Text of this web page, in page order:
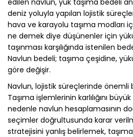
edilen navlun, yük taşıma bedeli
deniz yoluyla yapılan lojistik
hava ve karayolu taşıma modları
ne demek diye düşünenler için
taşınması karşılığında istenilen
Navlun bedeli; taşıma çeşidine,
göre değişir.
Navlun, lojistik süreçlerinde
Taşıma işlemlerinin karlılığını
nedenle navlun hesaplamasının
seçimler doğrultusunda karar
stratejisini yanlış belirlemek,